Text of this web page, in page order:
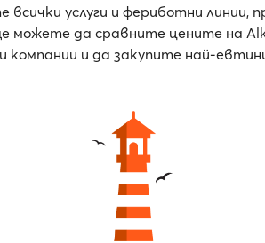
услуги и фериботни линии,
можете да сравните цените на
компании и да закупите най-